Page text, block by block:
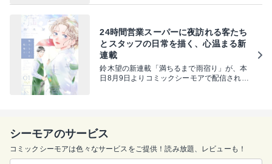
24時間営業スーパーに夜訪れる客たち
とスタッフの日常を描く、心温まる新
連載
鈴木望の新連載「満ちるまで雨宿り」が、本
日8月9日よりコミックシーモアで配信されて
シーモアのサービス
コミックシーモアは色々なサービスをご提供！読み放題、レビューも！